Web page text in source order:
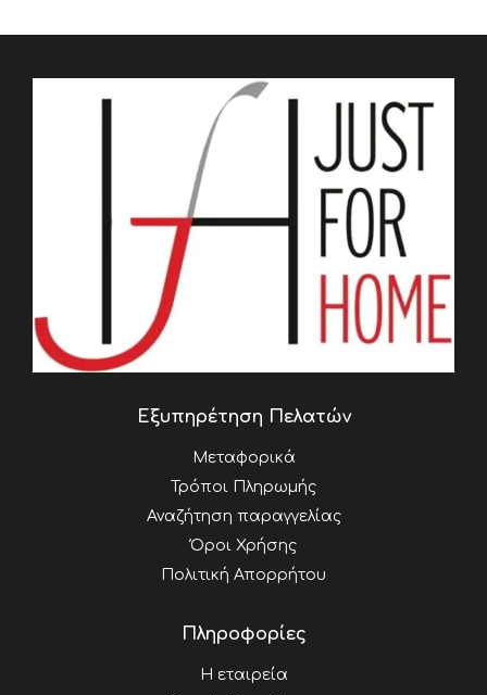
Εξυπηρέτηση Πελατών
Μεταφορικά
Τρόποι Πληρωμής
Αναζήτηση παραγγελίας
Όροι Χρήσης
Πολιτική Απορρήτου
Πληροφορίες
Η εταιρεία